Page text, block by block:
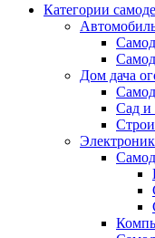
Категории
Дом дача
Сад и